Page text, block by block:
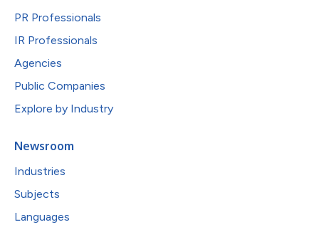
PR Professionals
IR Professionals
Agencies
Public Companies
Explore by Industry
Newsroom
Industries
Subjects
Languages